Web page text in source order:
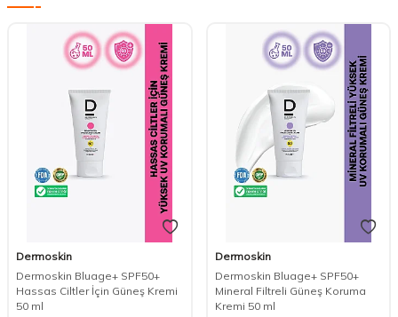
Dermoskin
Dermoskin Bluage+ SPF50+
Hassas Ciltler İçin Güneş Kremi
50 ml
Dermoskin
Dermoskin Bluage+ SPF50+
Mineral Filtreli Güneş Koruma
Kremi 50 ml